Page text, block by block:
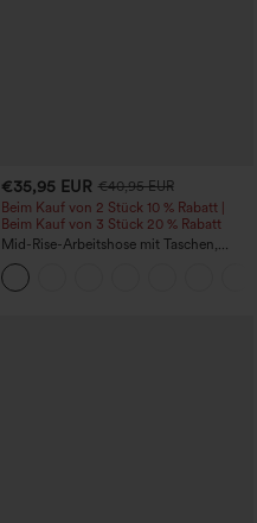
€35,95 EUR €40,95 EUR
Beim Kauf von 2 Stück 10 % Rabatt |
Beim Kauf von 3 Stück 20 % Rabatt
Mid-Rise-Arbeitshose mit Taschen,
Barrel-Leg und weiter Passform